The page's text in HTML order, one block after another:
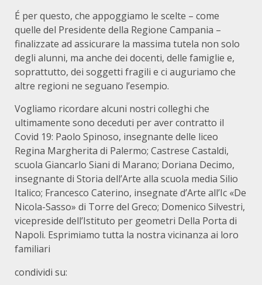
É per questo, che appoggiamo le scelte – come
quelle del Presidente della Regione Campania –
finalizzate ad assicurare la massima tutela non solo
degli alunni, ma anche dei docenti, delle famiglie e,
soprattutto, dei soggetti fragili e ci auguriamo che
altre regioni ne seguano l’esempio.
Vogliamo ricordare alcuni nostri colleghi che
ultimamente sono deceduti per aver contratto il
Covid 19: Paolo Spinoso, insegnante delle liceo
Regina Margherita di Palermo; Castrese Castaldi,
scuola Giancarlo Siani di Marano; Doriana Decimo,
insegnante di Storia dell’Arte alla scuola media Silio
Italico; Francesco Caterino, insegnate d’Arte all’Ic «De
Nicola-Sasso» di Torre del Greco; Domenico Silvestri,
vicepreside dell’Istituto per geometri Della Porta di
Napoli. Esprimiamo tutta la nostra vicinanza ai loro
familiari
condividi su: